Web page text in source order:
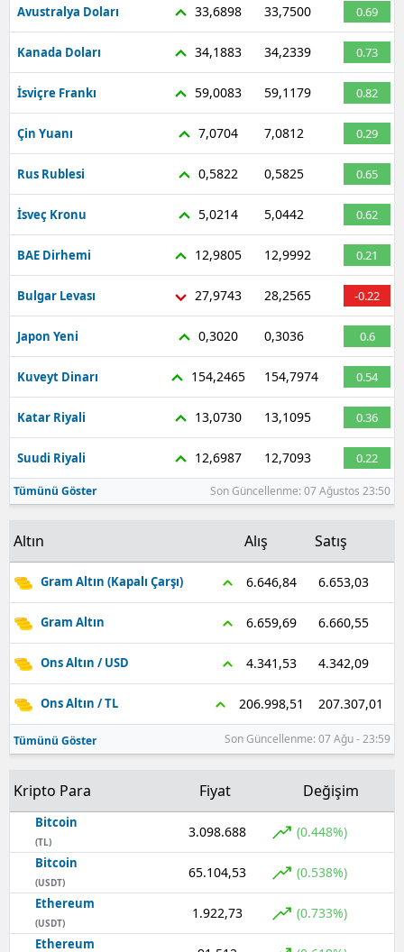
Avustralya Doları 33,6898 33,7500 0.69
Kanada Doları 34,1883 34,2339 0.73
İsviçre Frankı 59,0083 59,1179 0.82
Çin Yuanı 7,0704 7,0812 0.29
Rus Rublesi 0,5822 0,5825 0.65
İsveç Kronu 5,0214 5,0442 0.62
BAE Dirhemi 12,9805 12,9992 0.21
Bulgar Levası 27,9743 28,2565 -0.22
Japon Yeni 0,3020 0,3036 0.6
Kuveyt Dinarı 154,2465 154,7974 0.54
Katar Riyali 13,0730 13,1095 0.36
Suudi Riyali 12,6987 12,7093 0.22
Tümünü Göster Son Güncellenme: 07 Ağustos 23:50
Altın Alış Satış
Gram Altın (Kapalı Çarşı) 6.646,84 6.653,03
Gram Altın 6.659,69 6.660,55
Ons Altın / USD 4.341,53 4.342,09
Ons Altın / TL 206.998,51 207.307,01
Tümünü Göster Son Güncellenme: 07 Ağu - 23:59
Kripto Para Fiyat Değişim
Bitcoin
(TL)
3.098.688 (0.448%)
Bitcoin
(USDT)
65.104,53 (0.538%)
Ethereum
(USDT)
1.922,73 (0.733%)
Ethereum